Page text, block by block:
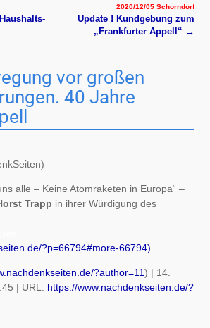
2020/12/05 Schorndorf
Update ! Kund­ge­bung zum
„Frank­furter Appell“ →
vor großen
40 Jahre
alle – Keine Atomraketen in Europa“ –
Trapp in ihrer Würdigung des
?p=66794#more-66794)
?author=11) | 14.
| URL: https://www.nachdenkseiten.de/?